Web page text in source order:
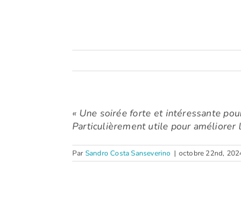
« Une soirée forte et intéressante
Particulièrement utile pour améliorer
Par Sandro Costa Sanseverino | octobre 22nd,